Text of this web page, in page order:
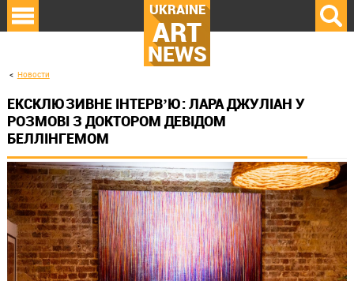
UKRAINE
ART
NEWS
Новости
ЕКСКЛЮЗИВНЕ ІНТЕРВʼЮ: ЛАРА ДЖУЛІАН У
РОЗМОВІ З ДОКТОРОМ ДЕВІДОМ
БЕЛЛІНГЕМОМ